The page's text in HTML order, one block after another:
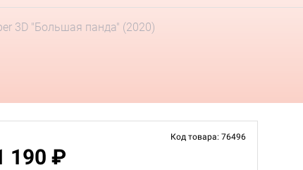
3D "Большая панда" (2020)
Код товара: 76496
190 ₽